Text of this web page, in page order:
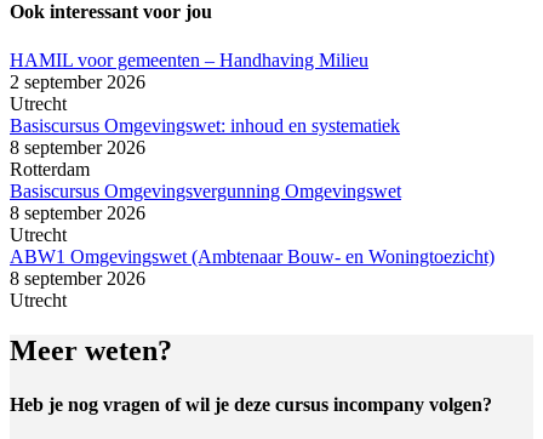
Ook interessant voor jou
HAMIL voor gemeenten – Handhaving Milieu
2 september 2026
Utrecht
Basiscursus Omgevingswet: inhoud en systematiek
8 september 2026
Rotterdam
Basiscursus Omgevingsvergunning Omgevingswet
8 september 2026
Utrecht
ABW1 Omgevingswet (Ambtenaar Bouw- en Woningtoezicht)
8 september 2026
Utrecht
Meer weten?
Heb je nog vragen of wil je deze cursus incompany volgen?